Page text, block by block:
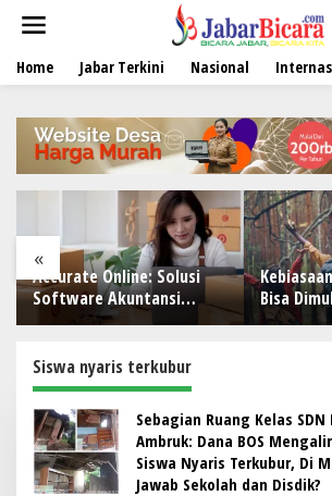
t
Home Jabar Terkini Nasional
«
Accurate Online: Solusi
Software Akuntansi
Modern untuk Bisnis
Bisa
Siswa nyaris terkubur
Sebagian Ruang Kelas
Ambruk: Dana BOS
Siswa Nyaris Terkubur, Di
Jawab Sekolah dan Disdik?